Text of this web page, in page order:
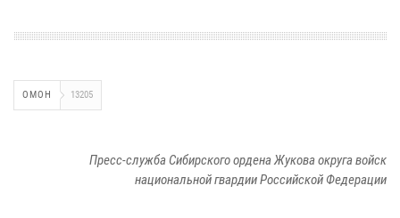
ОМОН 13205
Пресс-служба Сибирского ордена Жукова округа войск
национальной гвардии Российской Федерации